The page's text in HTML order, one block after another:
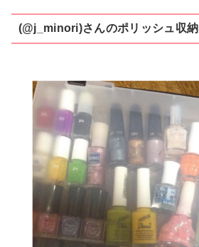
(@j_minori)さんのポリッシュ収納